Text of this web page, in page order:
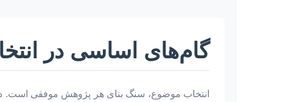
گام‌های اساسی در
انتخاب موضوع، سنگ بنای هر پژوهش موفقی است.